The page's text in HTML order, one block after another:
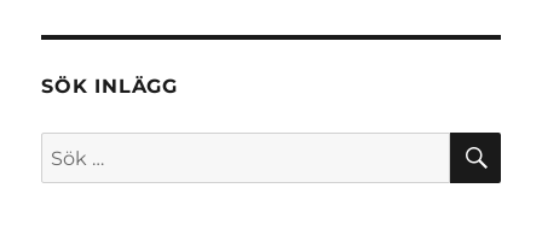
SÖK INLÄGG
Sök
efter: